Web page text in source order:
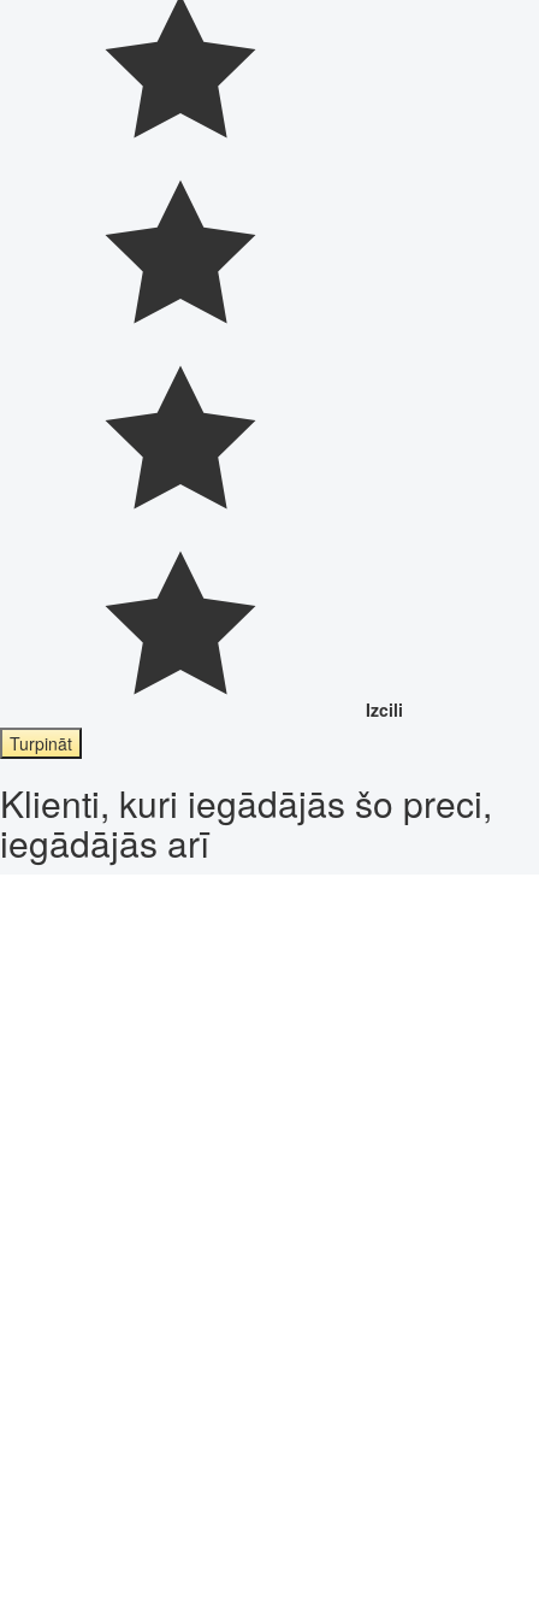
Izcili
Turpināt
Klienti, kuri iegādājās šo preci,
iegādājās arī